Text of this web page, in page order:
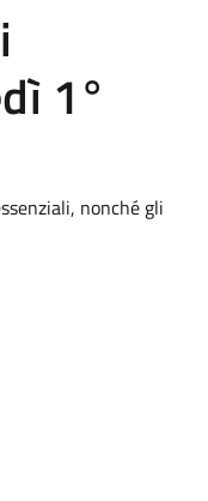
1°
nonché gli